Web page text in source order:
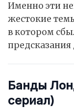
Именно эти
жестокие
в котором
Банды
сериал)